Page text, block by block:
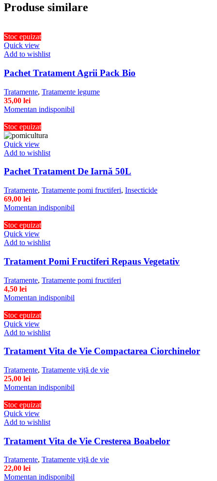
Produse similare
Stoc epuizat
Quick view
Add to wishlist
Pachet Tratament Agrii Pack Bio
Tratamente, Tratamente legume
35,00 lei
Momentan indisponibil
Stoc epuizat
Quick view
Add to wishlist
Pachet Tratament De Iarnă 50L
Tratamente, Tratamente pomi fructiferi, Insecticide
69,00 lei
Momentan indisponibil
Stoc epuizat
Quick view
Add to wishlist
Tratament Pomi Fructiferi Repaus Vegetativ
Tratamente, Tratamente pomi fructiferi
4,50 lei
Momentan indisponibil
Stoc epuizat
Quick view
Add to wishlist
Tratament Vita de Vie Compactarea Ciorchinelor
Tratamente, Tratamente viță de vie
25,00 lei
Momentan indisponibil
Stoc epuizat
Quick view
Add to wishlist
Tratament Vita de Vie Cresterea Boabelor
Tratamente, Tratamente viță de vie
22,00 lei
Momentan indisponibil